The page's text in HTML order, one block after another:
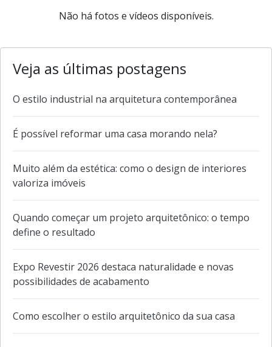
Não há fotos e vídeos disponíveis.
Veja as últimas postagens
O estilo industrial na arquitetura contemporânea
É possível reformar uma casa morando nela?
Muito além da estética: como o design de interiores
valoriza imóveis
Quando começar um projeto arquitetônico: o tempo
define o resultado
Expo Revestir 2026 destaca naturalidade e novas
possibilidades de acabamento
Como escolher o estilo arquitetônico da sua casa